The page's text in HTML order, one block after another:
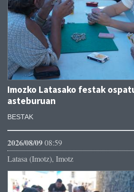
Imozko Latasako festak
asteburuan
BESTAK
2026/08/0908:59
Latasa (Imotz), Imotz